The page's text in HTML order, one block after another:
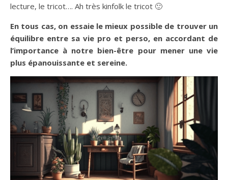
lecture, le tricot…. Ah très kinfolk le tricot 🙂
En tous cas, on essaie le mieux possible de trouver un
équilibre entre sa vie pro et perso, en accordant de
l’importance à notre bien-être pour mener une vie
plus épanouissante et sereine.